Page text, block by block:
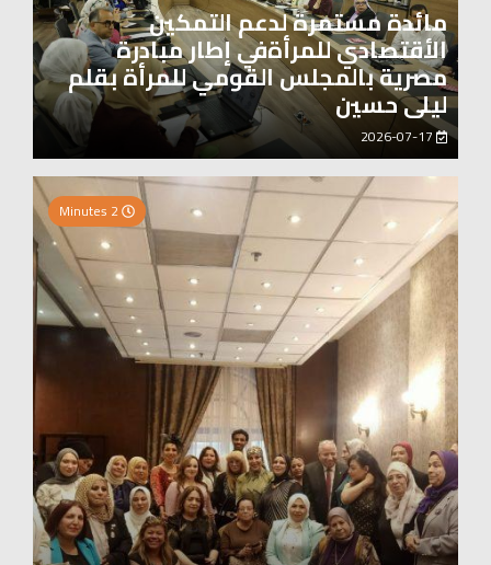
مائدة مستمرة لدعم التمكين
الأقتصادي للمرأةفي إطار مبادرة
مصرية بالمجلس القومي للمرأة بقلم
ليلى حسين
2026-07-17